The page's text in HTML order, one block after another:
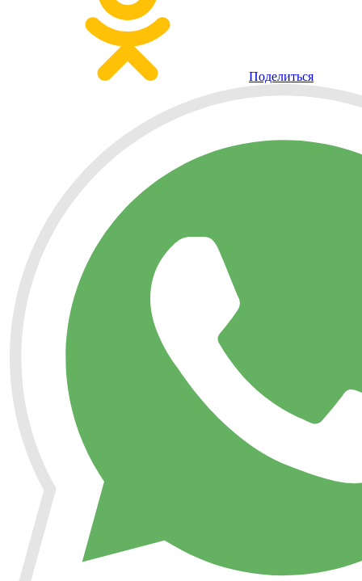
Поделиться